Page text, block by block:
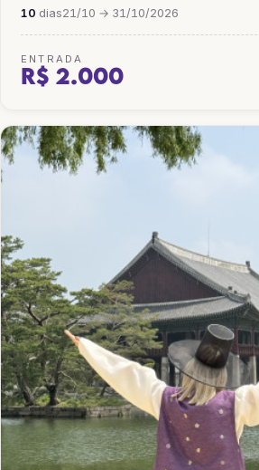
10 dias21/10 → 31/10/2026
ENTRADA
R$ 2.000